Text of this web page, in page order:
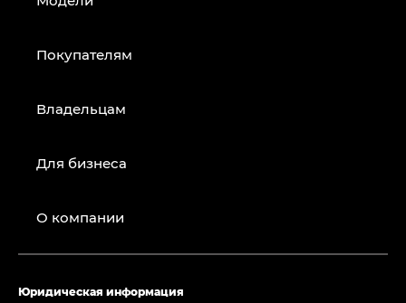
Покупателям
Владельцам
Для бизнеса
О компании
Юридическая информация